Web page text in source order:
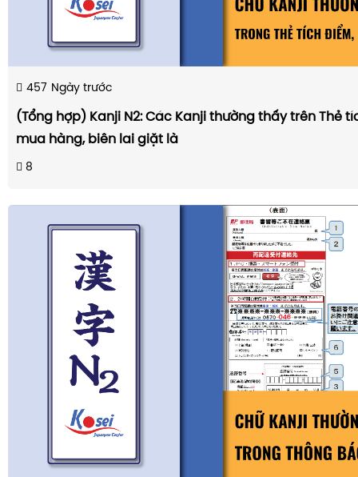
457 Ngày trước
(Tổng hợp) Kanji N2: Các Kanji thường thấy trên Thẻ
mua hàng, biên lai giặt là
8